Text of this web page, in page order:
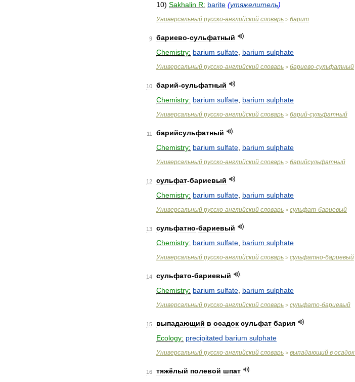
10) Sakhalin R: barite (утяжелитель)
Универсальный русско-английский словарь > барит
9 бариево-сульфатный
Chemistry: barium sulfate barium sulphate
Универсальный русско-английский словарь > бариево-сульфатный
10 барий-сульфатный
Chemistry: barium sulfate barium sulphate
Универсальный русско-английский словарь > барий-сульфатный
11
барийсульфатный
Chemistry: barium sulfate barium sulphate
Универсальный русско-английский словарь > барийсульфатный
12 сульфат-бариевый
Chemistry: barium sulfate barium sulphate
Универсальный русско-английский словарь > сульфат-бариевый
13 сульфатно-бариевый
Chemistry: barium sulfate barium sulphate
Универсальный русско-английский словарь > сульфатно-бариевый
14 сульфато-бариевый
Chemistry: barium sulfate barium sulphate
Универсальный русско-английский словарь > сульфато-бариевый
15 выпадающий в осадок сульфат бария
Ecology: precipitated barium sulphate
Универсальный русско-английский словарь > выпадающий в осадок
16 тяжёлый полевой шпат